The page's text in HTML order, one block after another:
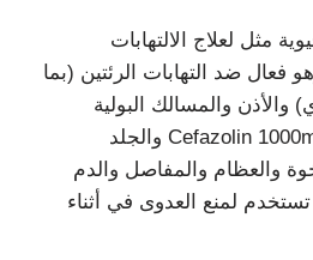
مثل لعلاج الالتهابات
فعال ضد التهابات الرئتين (بما
والأذن والمسالك البولية
والجلد Cefazolin 1000mg لماذا يستخدم لماذا
والعظام والمفاصل والدم
لمنع العدوى في أثناء